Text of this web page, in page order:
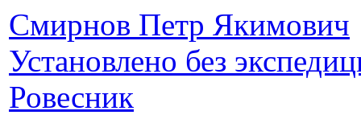
Смирнов Петр Якимович
Установлено без
Ровесник